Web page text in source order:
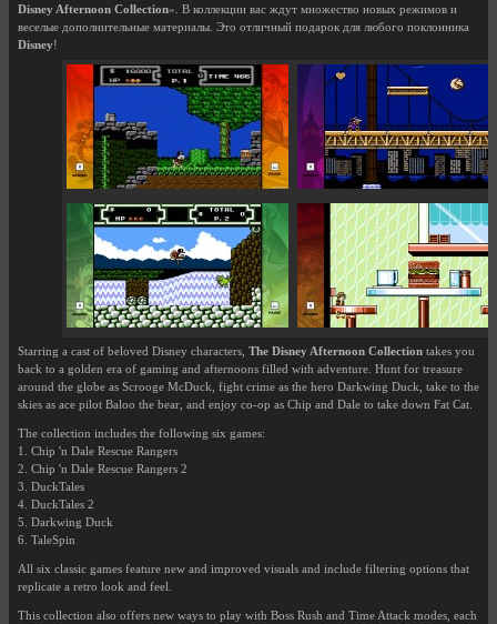
Disney Afternoon Collection». В коллекции вас ждут множество новых режимов и
веселые дополнительные материалы. Это отличный подарок для любого поклонника
Disney!
Starring a cast of beloved Disney characters, The Disney Afternoon Collection takes you
back to a golden era of gaming and afternoons filled with adventure. Hunt for treasure
around the globe as Scrooge McDuck, fight crime as the hero Darkwing Duck, take to the
skies as ace pilot Baloo the bear, and enjoy co-op as Chip and Dale to take down Fat Cat.
The collection includes the following six games:
1. Chip 'n Dale Rescue Rangers
2. Chip 'n Dale Rescue Rangers 2
3. DuckTales
4. DuckTales 2
5. Darkwing Duck
6. TaleSpin
All six classic games feature new and improved visuals and include filtering options that
replicate a retro look and feel.
This collection also offers new ways to play with Boss Rush and Time Attack modes, each